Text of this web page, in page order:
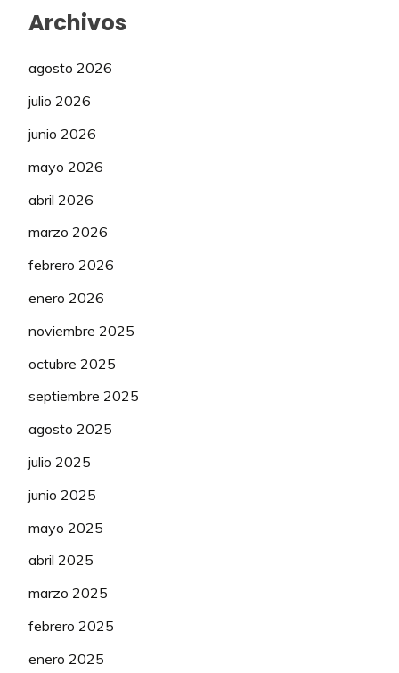
Archivos
agosto 2026
julio 2026
junio 2026
mayo 2026
abril 2026
marzo 2026
febrero 2026
enero 2026
noviembre 2025
octubre 2025
septiembre 2025
agosto 2025
julio 2025
junio 2025
mayo 2025
abril 2025
marzo 2025
febrero 2025
enero 2025